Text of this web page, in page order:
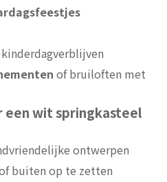
kinderdagverblijven
of bruiloften met
een wit springkasteel
ontwerpen
buiten op te zetten